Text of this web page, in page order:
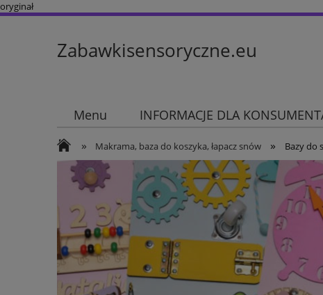
oryginał
Zabawkisensoryczne.eu
Menu INFORMACJE DLA
» Makrama, baza do koszyka, łapacz snów » Bazy do